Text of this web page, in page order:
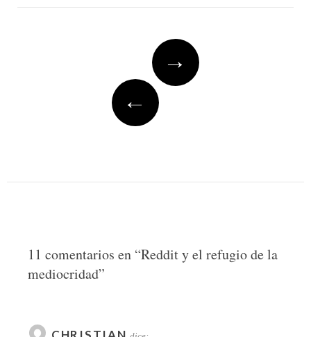
→
←
11 comentarios en “Reddit y el refugio de la
mediocridad”